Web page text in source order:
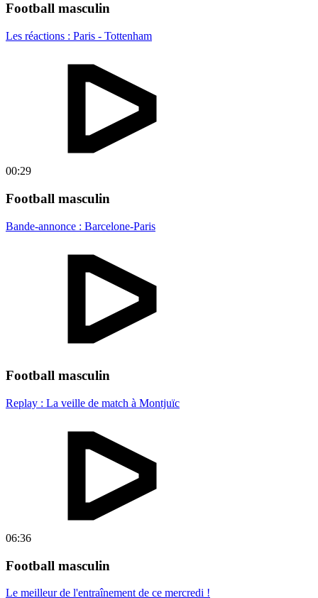
Football masculin
Les réactions : Paris - Tottenham
00:29
Football masculin
Bande-annonce : Barcelone-Paris
Football masculin
Replay : La veille de match à Montjuïc
06:36
Football masculin
Le meilleur de l'entraînement de ce mercredi !